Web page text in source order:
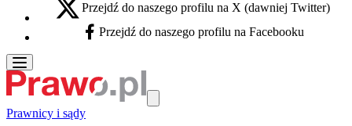
X - otwiera się w nowej karcie
Przejdź do naszego profilu na X (dawniej Twitter)
Facebook - otwiera się w nowej karcie
Przejdź do naszego profilu na Facebooku
Prawnicy i sądy